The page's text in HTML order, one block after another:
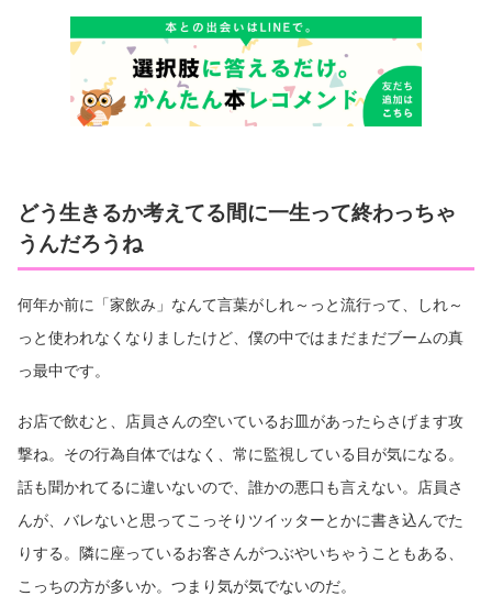
どう生きるか考えてる間に一生って終わっちゃ
うんだろうね
何年か前に「家飲み」なんて言葉がしれ～っと流行って、しれ～
っと使われなくなりましたけど、僕の中ではまだまだブームの真
っ最中です。
お店で飲むと、店員さんの空いているお皿があったらさげます攻
撃ね。その行為自体ではなく、常に監視している目が気になる。
話も聞かれてるに違いないので、誰かの悪口も言えない。店員さ
んが、バレないと思ってこっそりツイッターとかに書き込んでた
りする。隣に座っているお客さんがつぶやいちゃうこともある、
こっちの方が多いか。つまり気が気でないのだ。